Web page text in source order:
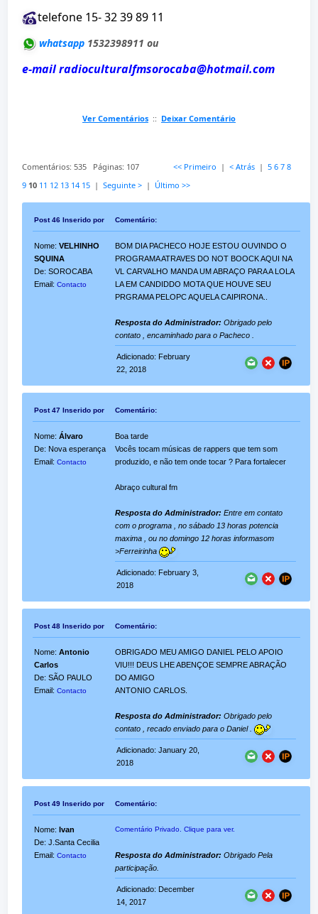
telefone 15- 32 39 89 11
whatsapp 1532398911 ou
e-mail radioculturalfmsorocaba@hotmail.com
Ver Comentários :: Deixar Comentário
Comentários: 535 Páginas: 107<< Primeiro |< Atrás |5 6 7 8
9 10 11 12 13 14 15 |Seguinte > | Último >>
Post 46 Inserido por Comentário:
Nome: VELHINHO
SQUINA
De: SOROCABA
Email: Contacto
BOM DIA PACHECO HOJE ESTOU OUVINDO O
PROGRAMA ATRAVES DO NOT BOOCK AQUI NA
VL CARVALHO MANDA UM ABRAÇO PARA A LOLA
LA EM CANDIDDO MOTA QUE HOUVE SEU
PRGRAMA PELOPC AQUELA CAIPIRONA..
Resposta do Administrador: Obrigado pelo
contato , encaminhado para o Pacheco .
Adicionado: February
22, 2018
Post 47 Inserido por Comentário:
Nome: Álvaro
De: Nova esperança
Email: Contacto
Boa tarde
Vocês tocam músicas de rappers que tem som
produzido, e não tem onde tocar ? Para fortalecer
Abraço cultural fm
Resposta do Administrador: Entre em contato
com o programa , no sábado 13 horas potencia
maxima , ou no domingo 12 horas informasom
>Ferreirinha
Adicionado: February 3,
2018
Post 48 Inserido por Comentário:
Nome: Antonio
Carlos
De: SÃO PAULO
Email: Contacto
OBRIGADO MEU AMIGO DANIEL PELO APOIO
VIU!!! DEUS LHE ABENÇOE SEMPRE ABRAÇÃO
DO AMIGO
ANTONIO CARLOS.
Resposta do Administrador: Obrigado pelo
contato , recado enviado para o Daniel .
Adicionado: January 20,
2018
Post 49 Inserido por Comentário:
Nome: Ivan
De: J.Santa Cecilia
Email: Contacto
Comentário Privado. Clique para ver.
Resposta do Administrador: Obrigado Pela
participação.
Adicionado: December
14, 2017